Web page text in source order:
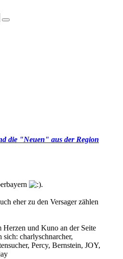
die "Neuen" aus der Region
.
eher zu den Versager zählen
und Kuno an der Seite
sich: charlyschnarcher,
, Percy, Bernstein, JOY,